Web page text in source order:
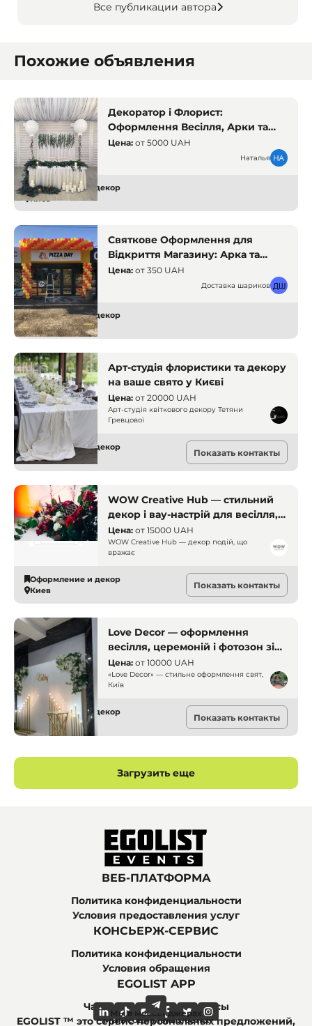
Все публикации автора
Похожие объявления
Декоратор і Флорист:
Оформлення Весілля, Арки та
Президіуми. Київ. Декоратори і
Цена: от 5000 UAH
Наталья
Оформление и декор
Киев
Святкове Оформлення для
Відкриття Магазину: Арка та
Кульки для Вашого Бізнесу
Цена: от 350 UAH
Доставка шариков
Оформление и декор
Киев
Арт-студія флористики та декору
на ваше свято у Києві
Цена: от 20000 UAH
Арт-студія квіткового декору Тетяни
Гревцової
Оформление и декор
Киев
Показать контакты
WOW Creative Hub — стильний
декор і вау-настрій для весілля,
фотосесій, вечірок та особливих
подій у Києві!
Цена: от 15000 UAH
WOW Creative Hub — декор подій, що
вражає
Оформление и декор
Киев
Показать контакты
Love Decor — оформлення
весілля, церемоній і фотозон зі
смаком та душею у Києві
Цена: от 10000 UAH
«Love Decor» — стильне оформлення свят,
Київ
Оформление и декор
Киев
Показать контакты
Загрузить еще
ВЕБ-ПЛАТФОРМА
Политика конфиденциальности
Условия предоставления услуг
КОНСЬЕРЖ-СЕРВИС
Политика конфиденциальности
Условия обращения
EGOLIST APP
Часто задаваемые вопросы
Мы в социальных сетях
Мы в мессенджерах
EGOLIST ™ это сервис персональных предложений,